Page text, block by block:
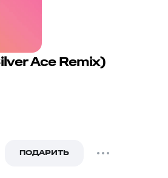
Ace Remix)
ПОДАРИТЬ